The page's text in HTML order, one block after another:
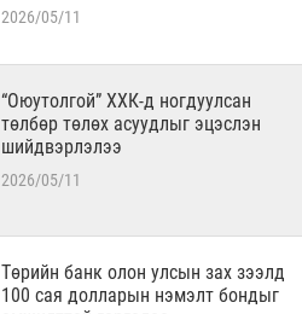
2026/05/11
“Оюутолгой” ХХК-д ногдуулсан
төлбөр төлөх асуудлыг эцэслэн
шийдвэрлэлээ
2026/05/11
Төрийн банк олон улсын зах зээлд
100 сая долларын нэмэлт бондыг